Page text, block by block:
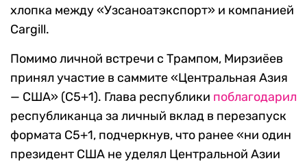
хлопка между «Узсаноатэкспорт» и компанией
Cargill.
Помимо личной встречи с Трампом, Мирзиёев
принял участие в саммите «Центральная Азия
— США» (C5+1). Глава республики поблагодарил
республиканца за личный вклад в перезапуск
формата C5+1, подчеркнув, что ранее «ни один
президент США не уделял Центральной Азии